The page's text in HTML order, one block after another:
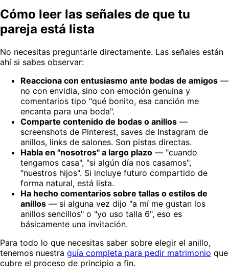
Cómo leer las señales de que tu
pareja está lista
No necesitas preguntarle directamente. Las señales están
ahí si sabes observar:
Reacciona con entusiasmo ante bodas de amigos —
no con envidia, sino con emoción genuina y
comentarios tipo "qué bonito, esa canción me
encanta para una boda".
Comparte contenido de bodas o anillos —
screenshots de Pinterest, saves de Instagram de
anillos, links de salones. Son pistas directas.
Habla en "nosotros" a largo plazo — "cuando
tengamos casa", "si algún día nos casamos",
"nuestros hijos". Si incluye futuro compartido de
forma natural, está lista.
Ha hecho comentarios sobre tallas o estilos de
anillos — si alguna vez dijo "a mí me gustan los
anillos sencillos" o "yo uso talla 6", eso es
básicamente una invitación.
Para todo lo que necesitas saber sobre elegir el anillo,
tenemos nuestra guía completa para pedir matrimonio que
cubre el proceso de principio a fin.